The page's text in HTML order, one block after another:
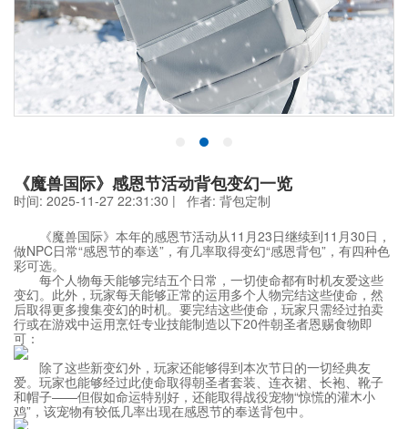
《魔兽国际》感恩节活动背包变幻一览
时间: 2025-11-27 22:31:30 | 作者: 背包定制
《魔兽国际》本年的感恩节活动从11月23日继续到11月30日，
做NPC日常“感恩节的奉送”，有几率取得变幻“感恩背包”，有四种色
彩可选。
每个人物每天能够完结五个日常，一切使命都有时机友爱这些
变幻。此外，玩家每天能够正常的运用多个人物完结这些使命，然
后取得更多搜集变幻的时机。要完结这些使命，玩家只需经过拍卖
行或在游戏中运用烹饪专业技能制造以下20件朝圣者恩赐食物即
可：
除了这些新变幻外，玩家还能够得到本次节日的一切经典友
爱。玩家也能够经过此使命取得朝圣者套装、连衣裙、长袍、靴子
和帽子——但假如命运特别好，还能取得战役宠物“惊慌的灌木小
鸡”，该宠物有较低几率出现在感恩节的奉送背包中。